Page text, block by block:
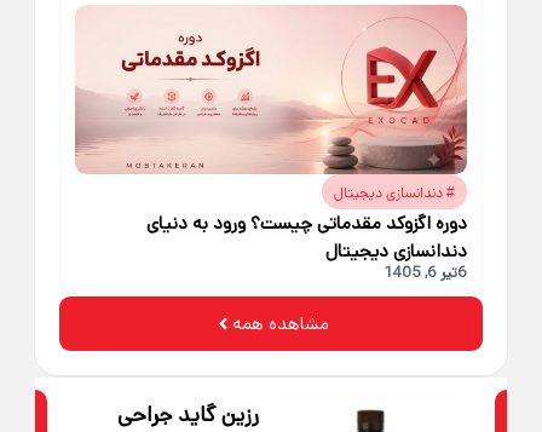
# دندانسازی دیجیتال
دوره اگزوکد مقدماتی چیست؟ ورود به دنیای
دندانسازی دیجیتال
6تیر 6, 1405
مشاهده همه
رزین گاید جراحی